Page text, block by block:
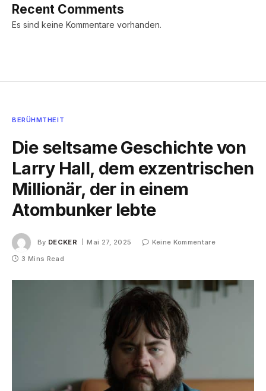
Recent Comments
Es sind keine Kommentare vorhanden.
BERÜHMTHEIT
Die seltsame Geschichte von
Larry Hall, dem exzentrischen
Millionär, der in einem
Atombunker lebte
By DECKER Mai 27, 2025
Keine Kommentare
3 Mins Read